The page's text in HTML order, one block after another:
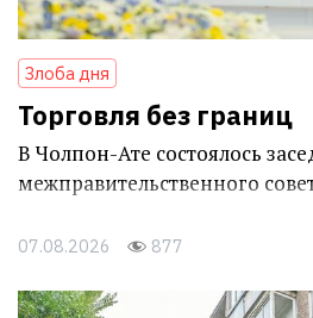
Злоба дня
Торговля без границ
В Чолпон-Ате состоялось
межправительственного
07.08.2026 877